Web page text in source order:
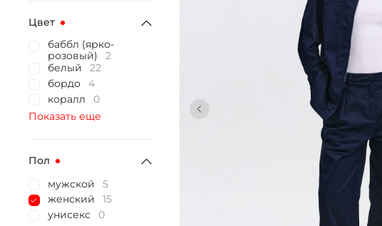
Цвет
баббл (ярко-
розовый)
2
белый
22
бордо
4
коралл
0
Показать еще
Пол
мужской
5
женский
15
унисекс
0